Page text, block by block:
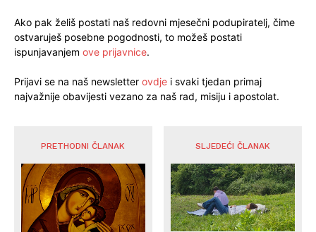
Ako pak želiš postati naš redovni mjesečni podupiratelj, čime
ostvaruješ posebne pogodnosti, to možeš postati
ispunjavanjem ove prijavnice.
Prijavi se na naš newsletter ovdje i svaki tjedan primaj
najvažnije obavijesti vezano za naš rad, misiju i apostolat.
PRETHODNI ČLANAK SLJEDEĆI ČLANAK